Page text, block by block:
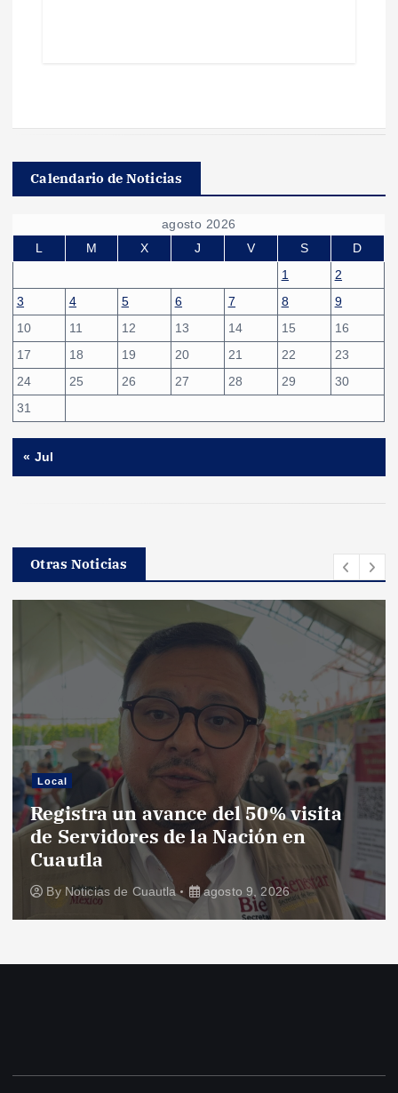
Calendario de Noticias
agosto 2026
L
M X J V S
D
1
2
3
4 5 6 7 8
9
10
11 12 13 14 15
16
17
18 19 20 21 22
23
24
25 26 27 28 29
30
31
« Jul
Otras Noticias
Local
Registra un avance del 50% visita
de Servidores de la Nación en
Cuautla
By Noticias de Cuautla agosto 9, 2026